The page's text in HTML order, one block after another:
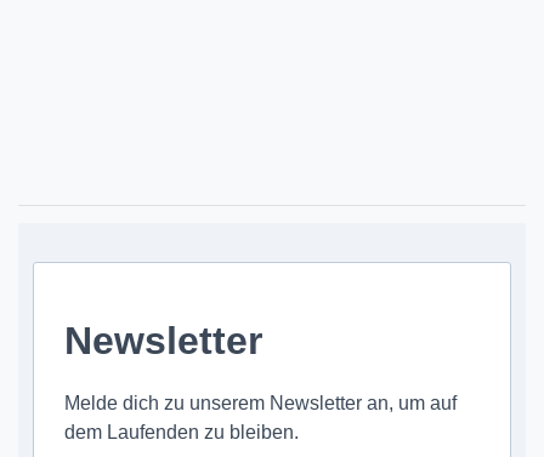
Newsletter
Melde dich zu unserem Newsletter an, um auf
dem Laufenden zu bleiben.